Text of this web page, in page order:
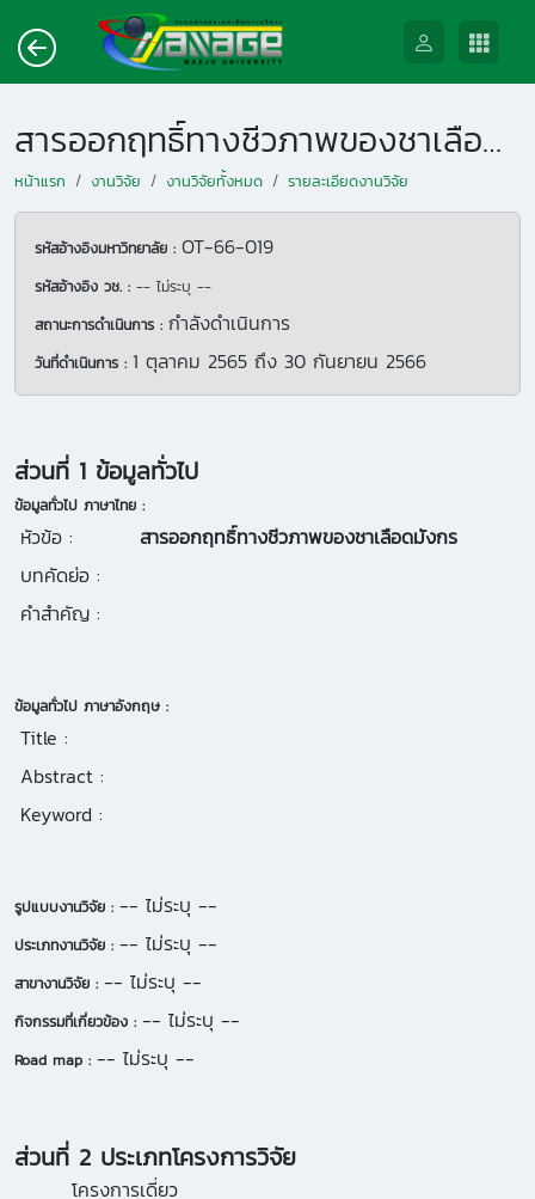
สารออกฤทธิ์ทางชีวภาพของชาเลือดมังกร
หน้าแรก งานวิจัย งานวิจัยทั้งหมด รายละเอียดงานวิจัย
รหัสอ้างอิงมหาวิทยาลัย : OT-66-019
รหัสอ้างอิง วช. : -- ไม่ระบุ --
สถานะการดำเนินการ : กำลังดำเนินการ
วันที่ดำเนินการ : 1 ตุลาคม 2565 ถึง 30 กันยายน 2566
ส่วนที่ 1 ข้อมูลทั่วไป
ข้อมูลทั่วไป ภาษาไทย :
หัวข้อ :
สารออกฤทธิ์ทางชีวภาพของชาเลือดมังกร
บทคัดย่อ :
คำสำคัญ :
ข้อมูลทั่วไป ภาษาอังกฤษ :
Title :
Abstract :
Keyword :
รูปแบบงานวิจัย : -- ไม่ระบุ --
ประเภทงานวิจัย : -- ไม่ระบุ --
สาขางานวิจัย : -- ไม่ระบุ --
กิจกรรมที่เกี่ยวข้อง : -- ไม่ระบุ --
Road map : -- ไม่ระบุ --
ส่วนที่ 2 ประเภทโครงการวิจัย
โครงการเดี่ยว